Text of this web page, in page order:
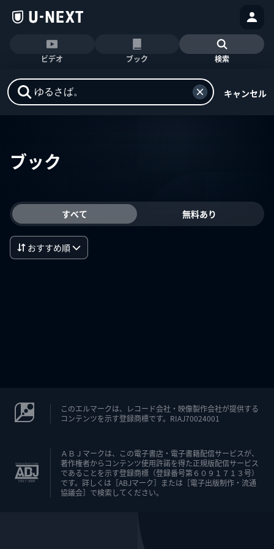
ビデオ ブック 検索
キャンセル
ブック
すべて 無料あり
おすすめ順
このエルマークは、レコード会社・映像製作会社が提供する
コンテンツを示す登録商標です。RIAJ70024001
ＡＢＪマークは、この電子書店・電子書籍配信サービスが、
著作権者からコンテンツ使用許諾を得た正規版配信サービス
であることを示す登録商標（登録番号第６０９１７１３号）
です。詳しくは［ABJマーク］または［電子出版制作・流通
協議会］で検索してください。